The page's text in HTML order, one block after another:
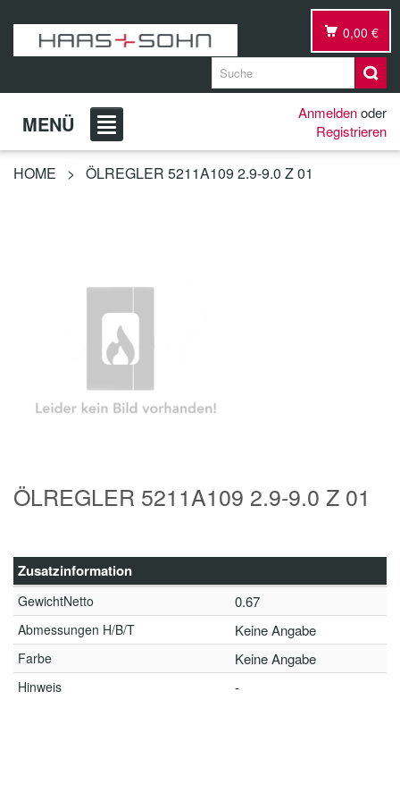
0,00 €
MENÜ Anmeldenoder
Registrieren
HOME > ÖLREGLER 5211A109 2.9-9.0 Z 01
ÖLREGLER 5211A109 2.9-9.0 Z 01
Zusatzinformation
GewichtNetto 0.67
Abmessungen H/B/T Keine Angabe
Farbe Keine Angabe
Hinweis -